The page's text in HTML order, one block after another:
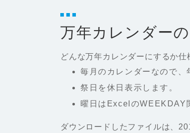
万年カレンダー
どんな万年カレンダーにするか仕
毎月のカレンダーなので、
祭日を休日表示します。
曜日はExcelのWEEKDAY
ダウンロードしたファイルは、